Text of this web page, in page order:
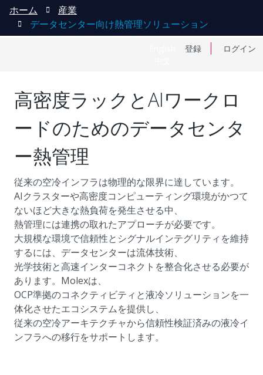
登録 ログイン
ホーム
産業
データセンター向け熱管理ソリューション
高密度ラックとAIワークロ
ードのためのデータセンタ
ー熱管理
従来の空冷インフラは物理的な限界に達しています。
AIクラスターや高密度コンピューティング環境がかつて
ないほど大きな熱負荷を発生させる中、
熱管理には連携の取れたアプローチが必要です。
大規模な環境で信頼性とシグナルインテグリティを維持
するには、データセンターは流体技術、
光学技術と高速インターコネクトを整合化させる必要が
あります。Molexは、
OCP準拠のコネクティビティと液冷ソリューションを一
体化させたエコシステムを提供し、
従来の空冷アーキテクチャから信頼性検証済みの液冷イ
ンフラへの移行をサポートします。